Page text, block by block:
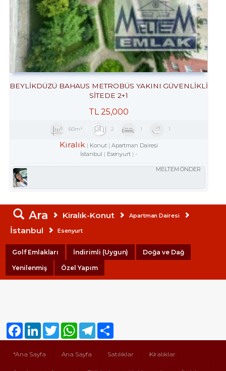
BEYLİKDÜZÜ BAHAUS METROBÜS YAKINI GÜVENLİKLİ
SİTEDE 2+1
TL 25,000
60m² 2 1 1
Kiralık Konut
Apartman Dairesi
İstanbul
Esenyurt -
MELTEM ÖNDER
Ara Kiralık-Konut Apartman Dairesi
İstanbul Esenyurt
Golf Emlakları İndirimli (Uygun) Doğa ve Dağ
Yenilenmiş Özel Yapım
*Ana Sayfa Ana Sayfa Satılıklar Kiralıklar
FacebookLinkedInTwitter WhatsAppTelegram